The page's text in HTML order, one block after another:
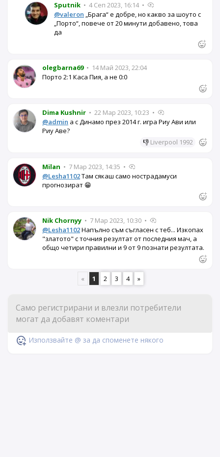
Sputnik • 4 Сеп 2023, 16:14 •
@valeron „Брага“ е добре, но какво за шоуто с
„Порто“, повече от 20 минути добавено, това
да
olegbarna69 • 14 Май 2023, 22:04
Порто 2:1 Каса Пия, а не 0:0
Dima Kushnir • 22 Мар 2023, 10:23 •
@admin а с Динамо през 2014 г. игра Риу Ави или
Риу Аве?
👎 Liverpool 1992
Milan • 7 Мар 2023, 14:35 •
@Lesha1102Там сякаш само нострадамуси
прогнозират 😁
Nik Chornyy • 7 Мар 2023, 10:30 •
@Lesha1102Напълно съм съгласен с теб... Изкопах
"златото" с точния резултат от последния мач, а
общо четири правилни и 9 от 9 познати резултата.
« 1 2 3 4 »
Използвайте @ за да споменете някого